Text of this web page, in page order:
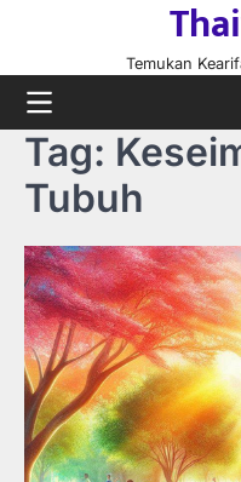
content
Temukan
Tag:
Tubuh